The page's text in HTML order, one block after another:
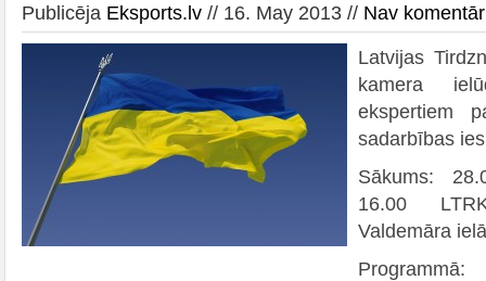
Publicēja Eksports.lv // 16. May 2013 // Nav
Latvijas
kamera
ekspertiem
sadarbības
Sākums:
16.00
Valdemāra
Programmā: